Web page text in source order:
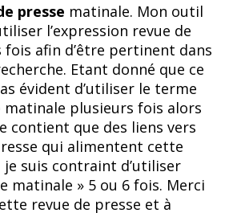
presse matinale. Mon outil
l’expression revue de
fois afin d’être pertinent dans
Etant donné que ce
évident d’utiliser le terme
matinale plusieurs fois alors
contient que des liens vers
qui alimentent cette
je suis contraint d’utiliser
matinale » 5 ou 6 fois. Merci
revue de presse et à